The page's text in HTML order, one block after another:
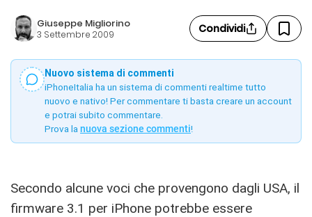
Giuseppe Migliorino
3 Settembre 2009 Condividi
Nuovo sistema di commenti
iPhoneItalia ha un sistema di commenti realtime tutto
nuovo e nativo! Per commentare ti basta creare un account
e potrai subito commentare.
Prova la nuova sezione commenti!
Secondo alcune voci che provengono dagli USA, il
firmware 3.1 per iPhone potrebbe essere